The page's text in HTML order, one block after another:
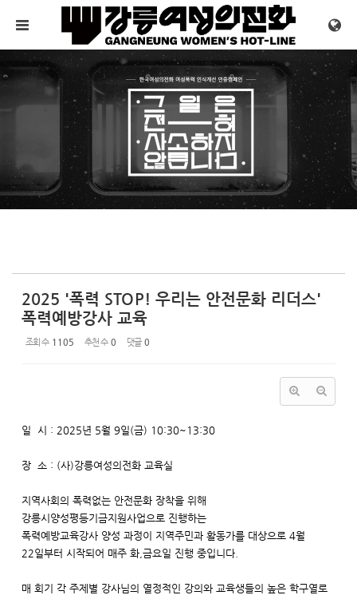
메뉴 건너뛰기
2025 '폭력 STOP! 우리는 안전문화 리더스'
폭력예방강사 교육
조회 수 1105 추천 수 0 댓글 0
일 시 : 2025년 5월 9일(금) 10:30~13:30
장 소 : (사)강릉여성의전화 교육실
지역사회의 폭력없는 안전문화 장착을 위해
강릉시양성평등기금지원사업으로 진행하는
폭력예방교육강사 양성 과정이 지역주민과 활동가를 대상으로 4월
22일부터 시작되어 매주 화,금요일 진행 중입니다.
매 회기 각 주제별 강사님의 열정적인 강의와 교육생들의 높은 학구열로